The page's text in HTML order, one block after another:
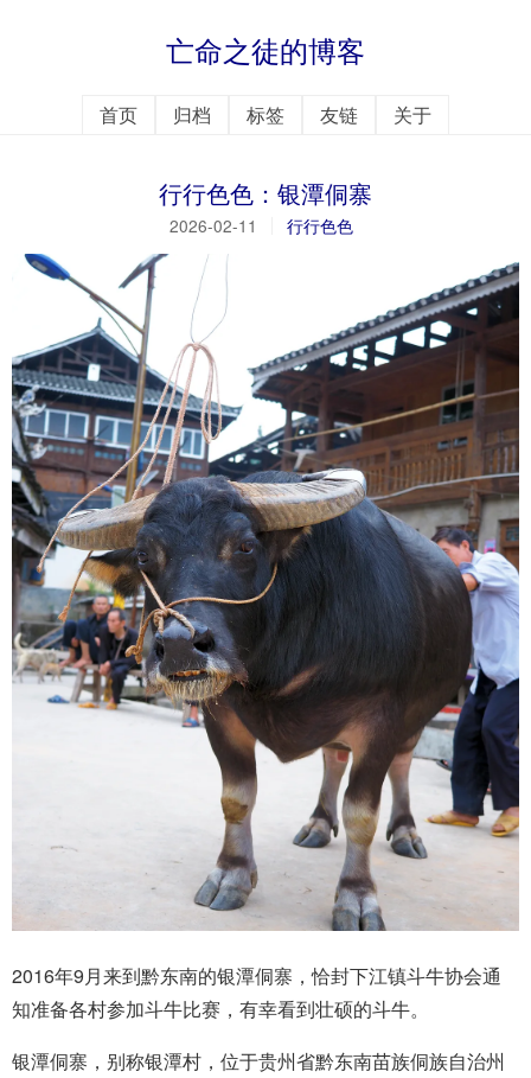
亡命之徒的博客
首页 归档 标签 友链 关于
行行色色：银潭侗寨
2026-02-11 行行色色
2016年9月来到黔东南的银潭侗寨，恰封下江镇斗牛协会通
知准备各村参加斗牛比赛，有幸看到壮硕的斗牛。
银潭侗寨，别称银潭村，位于贵州省黔东南苗族侗族自治州